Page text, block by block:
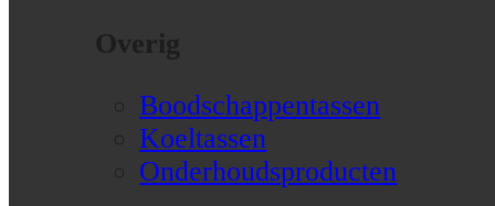
Overig
Boodschappentassen
Koeltassen
Onderhoudsproducten